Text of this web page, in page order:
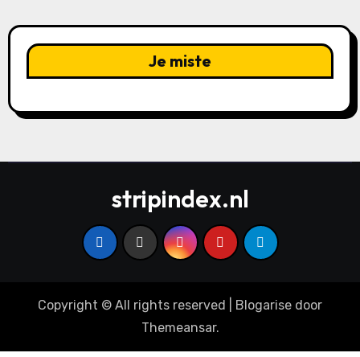
Je miste
stripindex.nl
Copyright © All rights reserved Blogarise door
Themeansar.